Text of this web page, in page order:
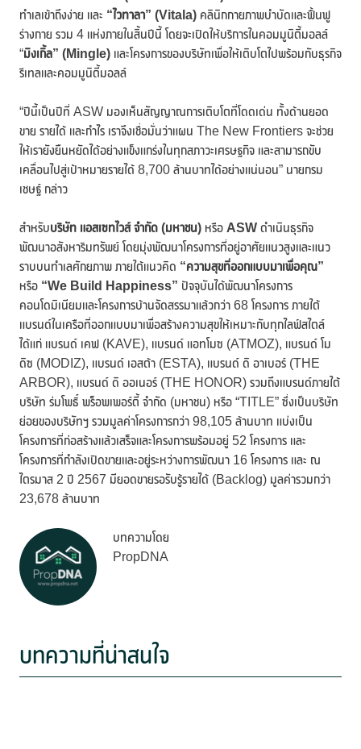
ทำเลเข้าถึงง่าย และ “ไวทาลา” (Vitala) คลินิกกายภาพบำบัดและฟื้นฟู
ร่างกาย รวม 4 แห่งภายในสิ้นปีนี้ โดยจะเปิดให้บริการในคอมมูนิตี้มอลล์
“มิงเกิ้ล” (Mingle) และโครงการของบริษัทเพื่อให้เติบโตไปพร้อมกับธุรกิจ
รีเทลและคอมมูนิตี้มอลล์
“ปีนี้เป็นปีที่ ASW มองเห็นสัญญาณการเติบโตที่โดดเด่น ทั้งด้านยอด
ขาย รายได้ และกำไร เราจึงเชื่อมั่นว่าแผน The New Frontiers จะช่วย
ให้เรายังยืนหยัดได้อย่างแข็งแกร่งในทุกสภาวะเศรษฐกิจ และสามารถขับ
เคลื่อนไปสู่เป้าหมายรายได้ 8,700 ล้านบาทได้อย่างแน่นอน” นายกรม
เชษฐ์ กล่าว
สำหรับบริษัท แอสเซทไวส์ จำกัด (มหาชน) หรือ ASW ดำเนินธุรกิจ
พัฒนาอสังหาริมทรัพย์ โดยมุ่งพัฒนาโครงการที่อยู่อาศัยแนวสูงและแนว
ราบบนทำเลศักยภาพ ภายใต้แนวคิด “ความสุขที่ออกแบบมาเพื่อคุณ”
หรือ “We Build Happiness” ปัจจุบันได้พัฒนาโครงการ
คอนโดมิเนียมและโครงการบ้านจัดสรรมาแล้วกว่า 68 โครงการ ภายใต้
แบรนด์ในเครือที่ออกแบบมาเพื่อสร้างความสุขให้เหมาะกับทุกไลฟ์สไตล์
ได้แก่ แบรนด์ เคฟ (KAVE), แบรนด์ แอทโมซ (ATMOZ), แบรนด์ โม
ดิซ (MODIZ), แบรนด์ เอสต้า (ESTA), แบรนด์ ดิ อาเบอร์ (THE
ARBOR), แบรนด์ ดิ ออเนอร์ (THE HONOR) รวมถึงแบรนด์ภายใต้
บริษัท ร่มโพธิ์ พร็อพเพอร์ตี้ จำกัด (มหาชน) หรือ “TITLE” ซึ่งเป็นบริษัท
ย่อยของบริษัทฯ รวมมูลค่าโครงการกว่า 98,105 ล้านบาท แบ่งเป็น
โครงการที่ก่อสร้างแล้วเสร็จและโครงการพร้อมอยู่ 52 โครงการ และ
โครงการที่กำลังเปิดขายและอยู่ระหว่างการพัฒนา 16 โครงการ และ ณ
ไตรมาส 2 ปี 2567 มียอดขายรอรับรู้รายได้ (Backlog) มูลค่ารวมกว่า
23,678 ล้านบาท
บทความโดย
PropDNA
บทความที่น่าสนใจ